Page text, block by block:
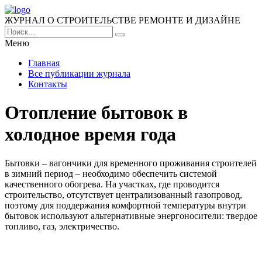
ЖУРНАЛ О СТРОИТЕЛЬСТВЕ РЕМОНТЕ И ДИЗАЙНЕ
Меню
Главная
Все публикации журнала
Контакты
Отопление бытовок в
холодное время года
Бытовки – вагончики для временного проживания строителей
в зимний период – необходимо обеспечить системой
качественного обогрева. На участках, где проводится
строительство, отсутствует централизованный газопровод,
поэтому для поддержания комфортной температуры внутри
бытовок используют альтернативные энергоносители: твердое
топливо, газ, электричество.